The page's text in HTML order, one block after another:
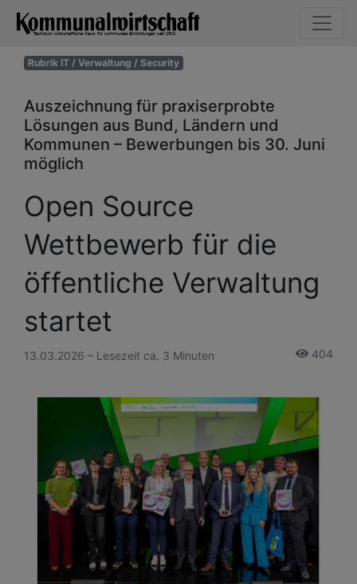
Rubrik IT / Verwaltung / Security
Auszeichnung für praxiserprobte
Lösungen aus Bund, Ländern und
Kommunen – Bewerbungen bis 30. Juni
möglich
Open Source
Wettbewerb für die
öffentliche Verwaltung
startet
13.03.2026 – Lesezeit ca. 3 Minuten 404